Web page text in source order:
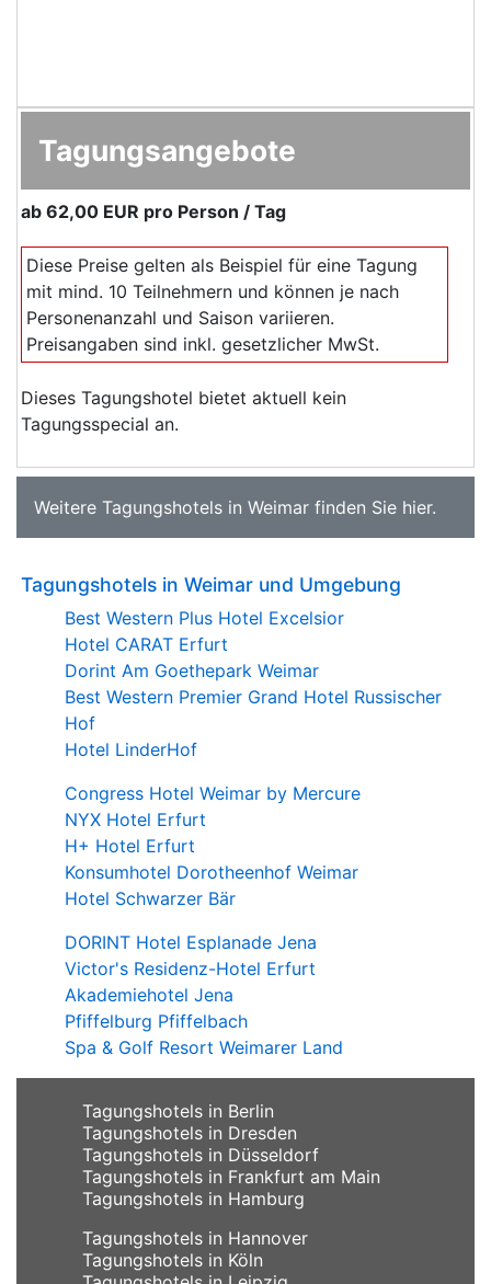
Tagungsangebote
ab 62,00 EUR pro Person / Tag
Diese Preise gelten als Beispiel für eine Tagung
mit mind. 10 Teilnehmern und können je nach
Personenanzahl und Saison variieren.
Preisangaben sind inkl. gesetzlicher MwSt.
Dieses Tagungshotel bietet aktuell kein
Tagungsspecial an.
Weitere Tagungshotels in Weimar finden Sie hier.
Tagungshotels in Weimar und Umgebung
Best Western Plus Hotel Excelsior
Hotel CARAT Erfurt
Dorint Am Goethepark Weimar
Best Western Premier Grand Hotel Russischer
Hof
Hotel LinderHof
Congress Hotel Weimar by Mercure
NYX Hotel Erfurt
H+ Hotel Erfurt
Konsumhotel Dorotheenhof Weimar
Hotel Schwarzer Bär
DORINT Hotel Esplanade Jena
Victor's Residenz-Hotel Erfurt
Akademiehotel Jena
Pfiffelburg Pfiffelbach
Spa & Golf Resort Weimarer Land
Tagungshotels in Berlin
Tagungshotels in Dresden
Tagungshotels in Düsseldorf
Tagungshotels in Frankfurt am Main
Tagungshotels in Hamburg
Tagungshotels in Hannover
Tagungshotels in Köln